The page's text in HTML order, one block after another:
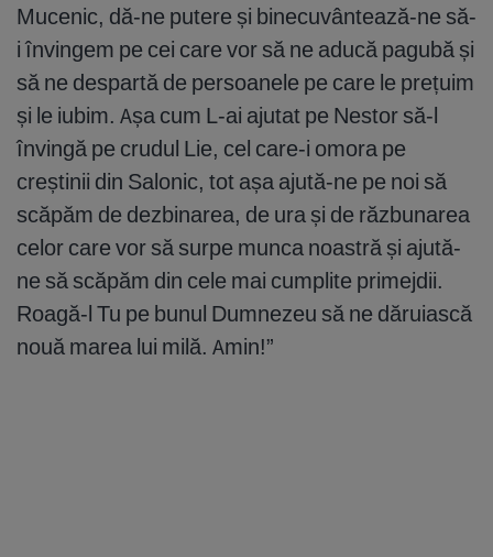
Mucenic, dă-ne putere și binecuvântează-ne să-
i învingem pe cei care vor să ne aducă pagubă și
să ne despartă de persoanele pe care le prețuim
și le iubim. Așa cum L-ai ajutat pe Nestor să-l
învingă pe crudul Lie, cel care-i omora pe
creștinii din Salonic, tot așa ajută-ne pe noi să
scăpăm de dezbinarea, de ura și de răzbunarea
celor care vor să surpe munca noastră și ajută-
ne să scăpăm din cele mai cumplite primejdii.
Roagă-l Tu pe bunul Dumnezeu să ne dăruiască
nouă marea lui milă. Amin!”